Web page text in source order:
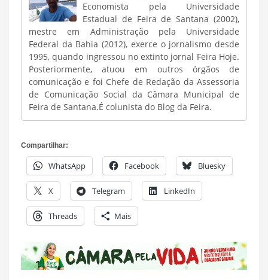
Economista pela Universidade
Estadual de Feira de Santana (2002),
mestre em Administração pela Universidade
Federal da Bahia (2012), exerce o jornalismo desde
1995, quando ingressou no extinto jornal Feira Hoje.
Posteriormente, atuou em outros órgãos de
comunicação e foi Chefe de Redação da Assessoria
de Comunicação Social da Câmara Municipal de
Feira de Santana.É colunista do Blog da Feira.
Compartilhar:
WhatsApp Facebook Bluesky
X Telegram LinkedIn
Threads Mais